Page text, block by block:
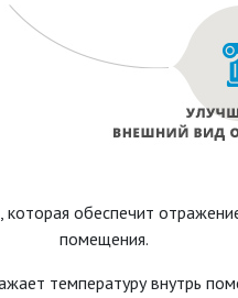
обеспечит
помещения.
температуру внутрь